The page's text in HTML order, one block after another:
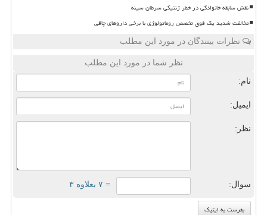
نقش سابقه خانوادگی در خطر ژنتیکی سرطان سینه
مخالفت شدید یک فوق تخصص روماتولوژی با برخی داروهای چاقی
نظرات بینندگان در مورد این مطلب
نظر شما در مورد این مطلب
نام:
ایمیل:
نظر:
سوال: = ۷ بعلاوه ۳